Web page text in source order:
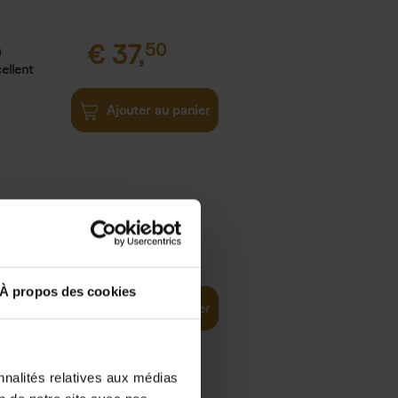
À propos des cookies
relatives aux médias
€ 37,50
Ajouter au panier
world 29,99
Ajouter au panier